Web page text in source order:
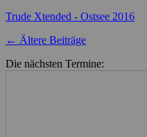
Kategorien
Trude Xtended - Ostsee 2016
Beitragsnavigation
← Ältere Beiträge
Die nächsten Termine: